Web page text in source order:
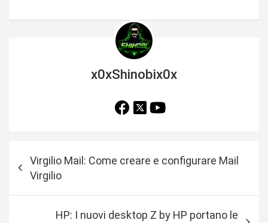
x0xShinobix0x
Virgilio Mail: Come creare e configurare Mail
Virgilio
HP: I nuovi desktop Z by HP portano le